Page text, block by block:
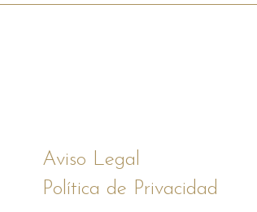
Aviso Legal
Política de Privacidad